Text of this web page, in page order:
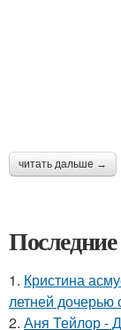
читать дальше →
1. Кристина
летней дочерью
2. Аня Тейлор -